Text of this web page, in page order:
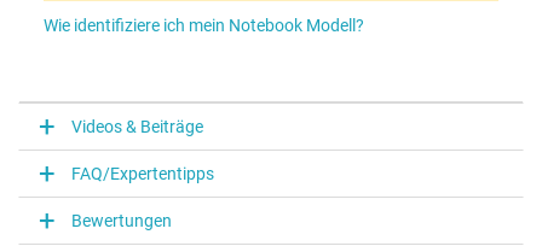
Wie identifiziere ich mein Notebook Modell?
Videos & Beiträge
FAQ/Expertentipps
Bewertungen